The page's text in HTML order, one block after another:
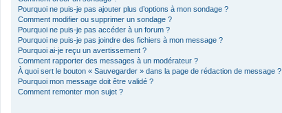
Pourquoi ne puis-je pas ajouter plus d’options à mon sondage ?
Comment modifier ou supprimer un sondage ?
Pourquoi ne puis-je pas accéder à un forum ?
Pourquoi ne puis-je pas joindre des fichiers à mon message ?
Pourquoi ai-je reçu un avertissement ?
Comment rapporter des messages à un modérateur ?
À quoi sert le bouton « Sauvegarder » dans la page de rédaction de message ?
Pourquoi mon message doit être validé ?
Comment remonter mon sujet ?